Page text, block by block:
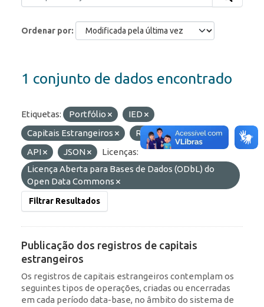
Ordenar por
1 conjunto de dados encontrado
Etiquetas: Portfólio
IED
Capitais Estrangeiros
RDE
Formatos:
API
JSON
Licenças:
Licença Aberta para Bases de Dados (ODbL) do
Open Data Commons
Filtrar Resultados
Publicação dos registros de capitais
estrangeiros
Os registros de capitais estrangeiros contemplam os
seguintes tipos de operações, criadas ou encerradas
em cada período data-base, no âmbito do sistema de